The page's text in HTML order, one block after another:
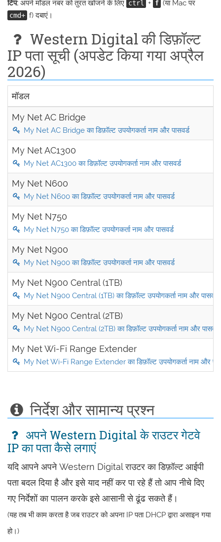
टिप: अपने मॉडल नंबर को तुरंत खोजने के लिए ctrl + f (या Mac पर
cmd+ f) दबाएं।
Western Digital की डिफ़ॉल्ट
IP पता सूची (अपडेट किया गया अप्रैल
2026)
मॉडल
My Net AC Bridge
My Net AC Bridge का डिफ़ॉल्ट उपयोगकर्ता नाम और पासवर्ड
My Net AC1300
My Net AC1300 का डिफ़ॉल्ट उपयोगकर्ता नाम और पासवर्ड
My Net N600
My Net N600 का डिफ़ॉल्ट उपयोगकर्ता नाम और पासवर्ड
My Net N750
My Net N750 का डिफ़ॉल्ट उपयोगकर्ता नाम और पासवर्ड
My Net N900
My Net N900 का डिफ़ॉल्ट उपयोगकर्ता नाम और पासवर्ड
My Net N900 Central (1TB)
My Net N900 Central (1TB) का डिफ़ॉल्ट उपयोगकर्ता नाम और पासवर्ड
My Net N900 Central (2TB)
My Net N900 Central (2TB) का डिफ़ॉल्ट उपयोगकर्ता नाम और पासवर्ड
My Net Wi-Fi Range Extender
My Net Wi-Fi Range Extender का डिफ़ॉल्ट उपयोगकर्ता नाम और
निर्देश और सामान्य प्रश्न
अपने Western Digital के राउटर गेटवे
IP का पता कैसे लगाएं
यदि आपने अपने Western Digital राउटर का डिफ़ॉल्ट आईपी
पता बदल दिया है और इसे याद नहीं कर पा रहे हैं तो आप नीचे दिए
गए निर्देशों का पालन करके इसे आसानी से ढूंढ सकते हैं।
(यह तब भी काम करता है जब राउटर को अपना IP पता DHCP द्वारा असाइन गया
हो।)